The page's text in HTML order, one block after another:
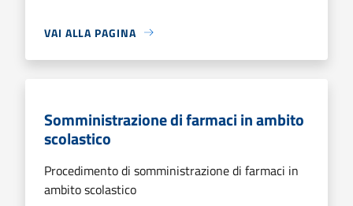
VAI ALLA PAGINA
Somministrazione di farmaci in ambito
scolastico
Procedimento di somministrazione di farmaci in
ambito scolastico